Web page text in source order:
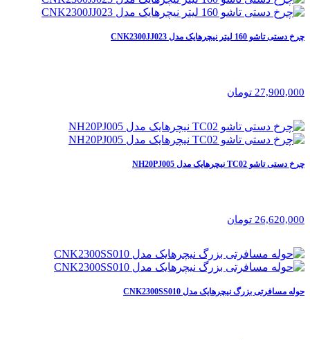
چرخ دستی تاشو 160 لیتر نیچرهایک مدل CNK2300JJ023
27,900,000 تومان
چرخ دستی تاشو TC02 نیچرهایک مدل NH20PJ005
26,620,000 تومان
حوله مسافرتی بزرگ نیچرهایک مدل CNK2300SS010